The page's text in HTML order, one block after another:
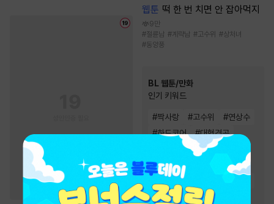
웹툰 떡 한 번 치면 안 잡아먹지
9만
#절륜남 #계략남 #고수위 #상처녀
#동양풍
BL 웹툰/만화
인기 키워드
#짝사랑 #고수위 #연상수
#하드코어 #대형견공
#현대물
#친구>연인
연하공
# 강공 #상처수